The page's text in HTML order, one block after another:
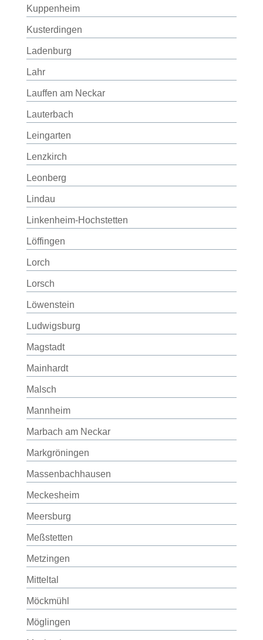
Kuppenheim
Kusterdingen
Ladenburg
Lahr
Lauffen am Neckar
Lauterbach
Leingarten
Lenzkirch
Leonberg
Lindau
Linkenheim-Hochstetten
Löffingen
Lorch
Lorsch
Löwenstein
Ludwigsburg
Magstadt
Mainhardt
Malsch
Mannheim
Marbach am Neckar
Markgröningen
Massenbachhausen
Meckesheim
Meersburg
Meßstetten
Metzingen
Mitteltal
Möckmühl
Möglingen